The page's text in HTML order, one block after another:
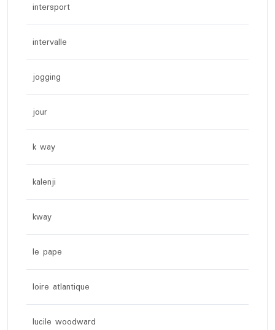
intersport
intervalle
jogging
jour
k way
kalenji
kway
le pape
loire atlantique
lucile woodward